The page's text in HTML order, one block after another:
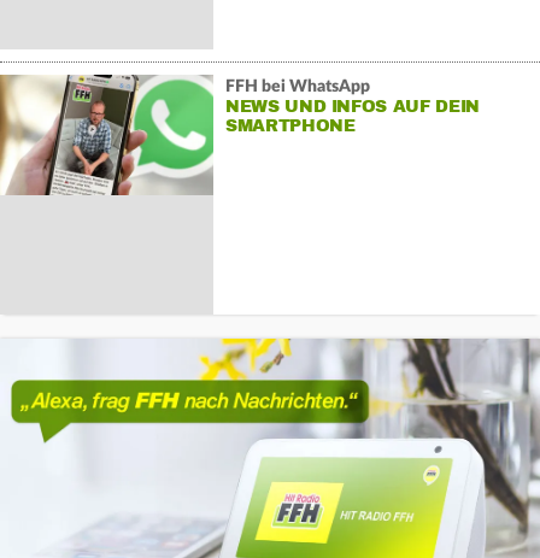
FFH bei WhatsApp
NEWS UND INFOS AUF DEIN
SMARTPHONE